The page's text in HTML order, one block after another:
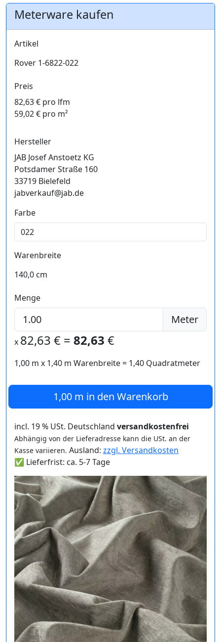
Meterware kaufen
Artikel
Rover 1-6822-022
Preis
82,63 € pro lfm
59,02 € pro m²
Hersteller
JAB Josef Anstoetz KG
Potsdamer Straße 160
33719 Bielefeld
jabverkauf@jab.de
Farbe
Warenbreite
140,0 cm
Menge
Meter
x 82,63 € = 82,63 €
1,00 m x 1,40 m Warenbreite = 1,40 Quadratmeter
1,00 m in den Warenkorb
incl. 19 % USt. Deutschland versandkostenfrei
Abhängig von der Lieferadresse kann die USt. an der
Kasse variieren. Ausland: zzgl. Versandkosten
✅ Lieferfrist: ca. 5-7 Tage